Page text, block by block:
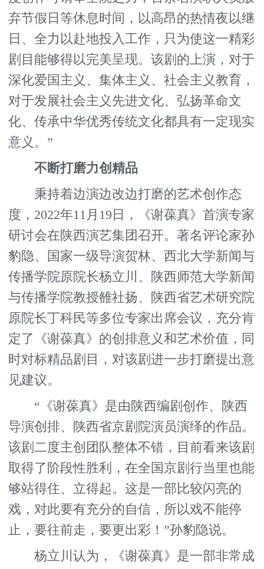
弃节假日等休息时间，以高昂的热情夜以继
日、全力以赴地投入工作，只为使这一精彩
剧目能够得以完美呈现。该剧的上演，对于
深化爱国主义、集体主义、社会主义教育，
对于发展社会主义先进文化、弘扬革命文
化、传承中华优秀传统文化都具有一定现实
意义。”
不断打磨力创精品
秉持着边演边改边打磨的艺术创作态
度，2022年11月19日，《谢葆真》首演专家
研讨会在陕西演艺集团召开。著名评论家孙
豹隐、国家一级导演贺林、西北大学新闻与
传播学院原院长杨立川、陕西师范大学新闻
与传播学院教授雒社扬、陕西省艺术研究院
原院长丁科民等多位专家出席会议，充分肯
定了《谢葆真》的创排意义和艺术价值，同
时对标精品剧目，对该剧进一步打磨提出意
见建议。
“《谢葆真》是由陕西编剧创作、陕西
导演创排、陕西省京剧院演员演绎的作品。
该剧二度主创团队整体不错，目前看来该剧
取得了阶段性胜利，在全国京剧行当里也能
够站得住、立得起。这是一部比较闪亮的
戏，对此要有充分的自信，所以戏不能停
止，要往前走，要更出彩！”孙豹隐说。
杨立川认为，《谢葆真》是一部非常成